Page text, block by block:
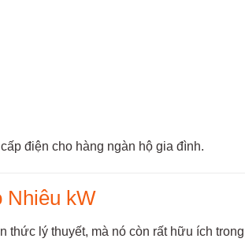
điện cho hàng ngàn hộ gia đình.
Nhiêu kW
thức lý thuyết, mà nó còn rất hữu ích trong